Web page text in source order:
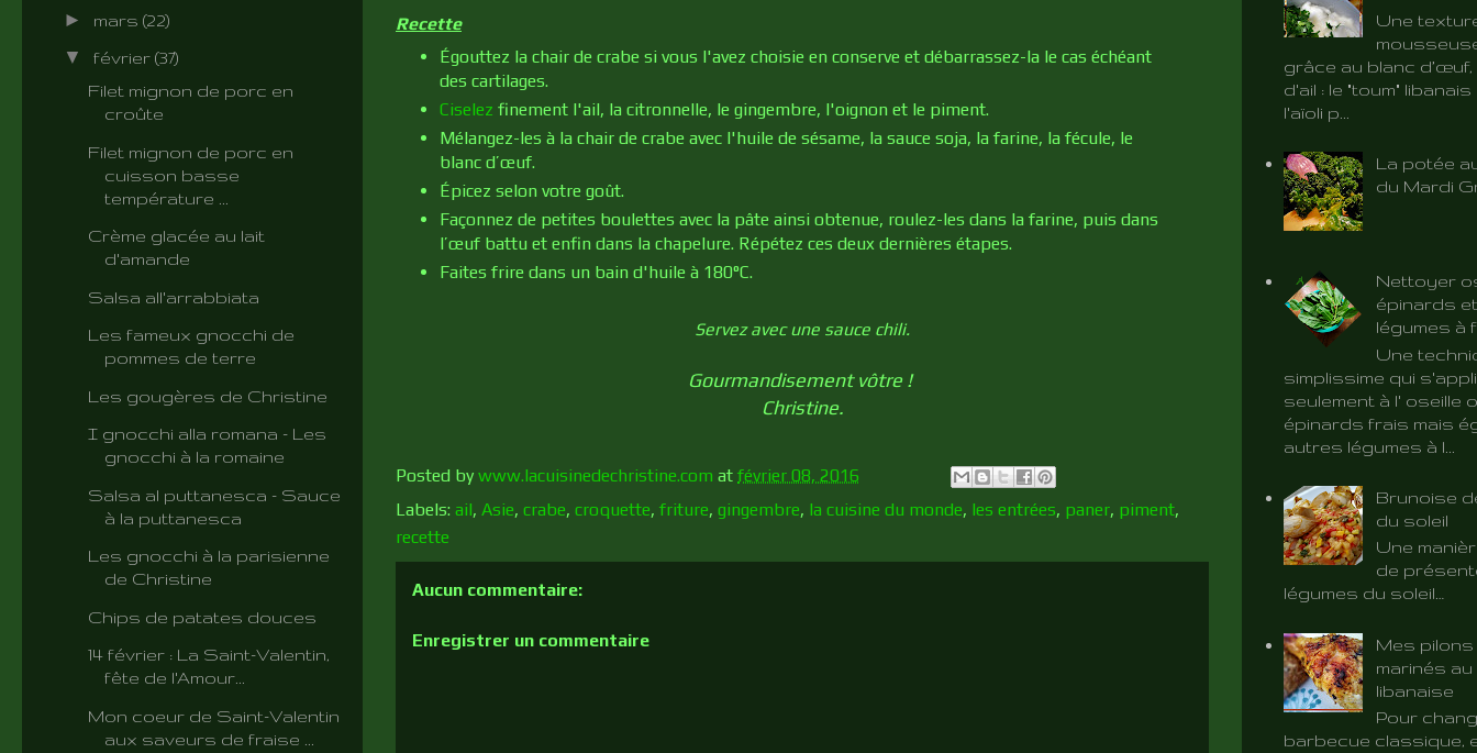
Recette
Égouttez la chair de crabe si vous l'avez choisie en conserve et débarrassez-la le cas échéant
des cartilages.
Ciselez finement l'ail, la citronnelle, le gingembre, l'oignon et le piment.
Mélangez-les à la chair de crabe avec l'huile de sésame, la sauce soja, la farine, la fécule, le
blanc d’œuf.
Épicez selon votre goût.
Façonnez de petites boulettes avec la pâte ainsi obtenue, roulez-les dans la farine, puis dans
l’œuf battu et enfin dans la chapelure. Répétez ces deux dernières étapes.
Faites frire dans un bain d'huile à 180°C.
Servez avec une sauce chili.
Gourmandisement vôtre !
Christine.
Posted by www.lacuisinedechristine.com at février 08, 2016
Labels: ail, Asie, crabe, croquette, friture, gingembre, la cuisine du monde, les entrées, paner, piment,
recette
Aucun commentaire:
Enregistrer un commentaire
► mars (22)
▼ février (37)
Filet mignon de porc en
croûte
Filet mignon de porc en
cuisson basse
température ...
Crème glacée au lait
d'amande
Salsa all'arrabbiata
Les fameux gnocchi de
pommes de terre
Les gougères de Christine
I gnocchi alla romana - Les
gnocchi à la romaine
Salsa al puttanesca - Sauce
à la puttanesca
Les gnocchi à la parisienne
de Christine
Chips de patates douces
14 février : La Saint-Valentin,
fête de l'Amour...
Mon coeur de Saint-Valentin
aux saveurs de fraise ...
Une
grâce au blanc
d'ail : le "toum"
l'aïoli p...
La potée
du Mardi
Nettoyer
épinards
légumes à
Une
simplissime qui
seulement à l' oseille
épinards frais mais
autres légumes à l...
Brunoise
du soleil
Une
de
légumes du soleil…
Mes
marinés
libanaise
Pour
barbecue classique,